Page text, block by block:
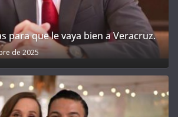
para que le vaya bien a Veracruz.
de 2025